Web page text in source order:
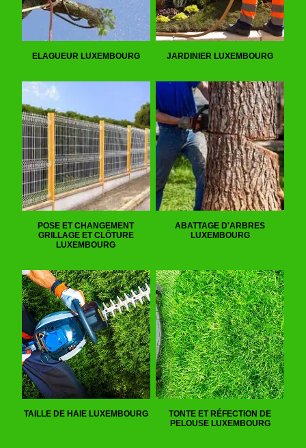
ELAGUEUR LUXEMBOURG JARDINIER LUXEMBOURG
POSE ET CHANGEMENT
GRILLAGE ET CLÔTURE
LUXEMBOURG
ABATTAGE D'ARBRES
LUXEMBOURG
TAILLE DE HAIE LUXEMBOURG
TONTE ET RÉFECTION DE
PELOUSE LUXEMBOURG